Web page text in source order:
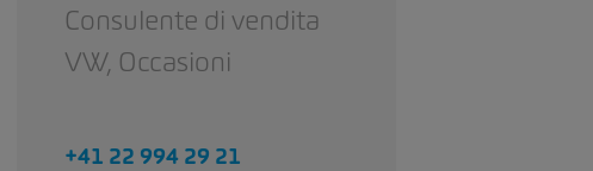
Consulente di vendita
VW, Occasioni
+41 22 994 29 21